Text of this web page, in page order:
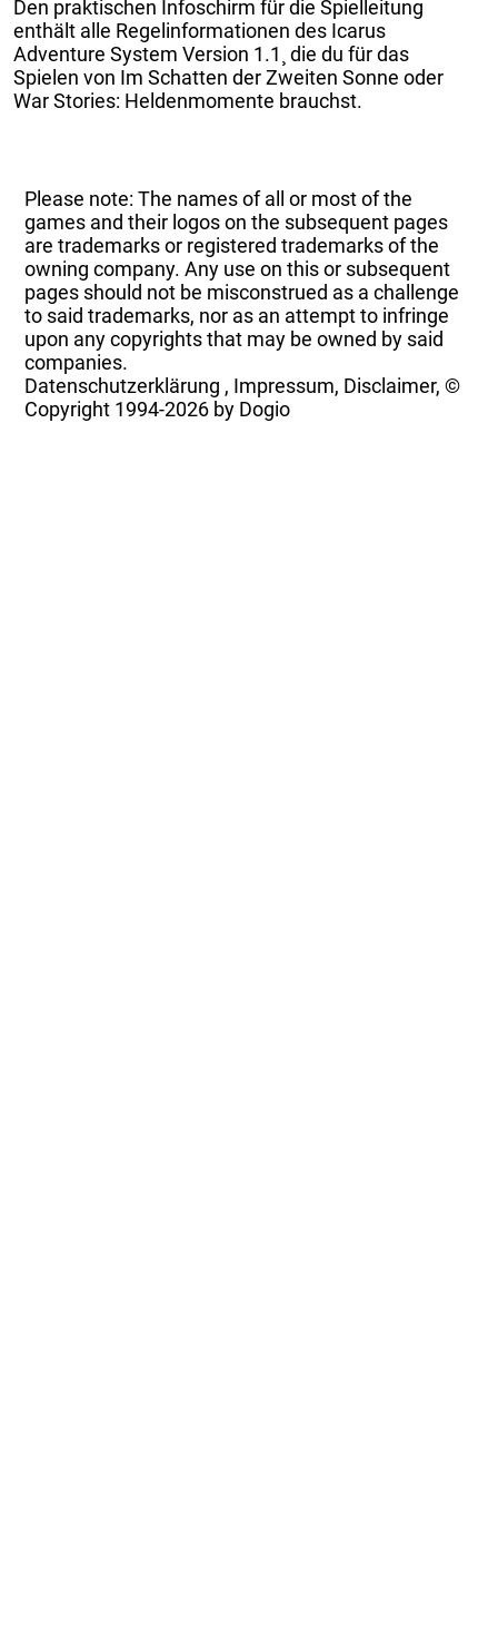
Den praktischen Infoschirm für die Spielleitung
enthält alle Regelinformationen des Icarus
Adventure System Version 1.1¸ die du für das
Spielen von Im Schatten der Zweiten Sonne oder
War Stories: Heldenmomente brauchst.
Please note: The names of all or most of the
games and their logos on the subsequent pages
are trademarks or registered trademarks of the
owning company. Any use on this or subsequent
pages should not be misconstrued as a challenge
to said trademarks, nor as an attempt to infringe
upon any copyrights that may be owned by said
companies.
Datenschutzerklärung , Impressum, Disclaimer, ©
Copyright 1994-2026 by Dogio